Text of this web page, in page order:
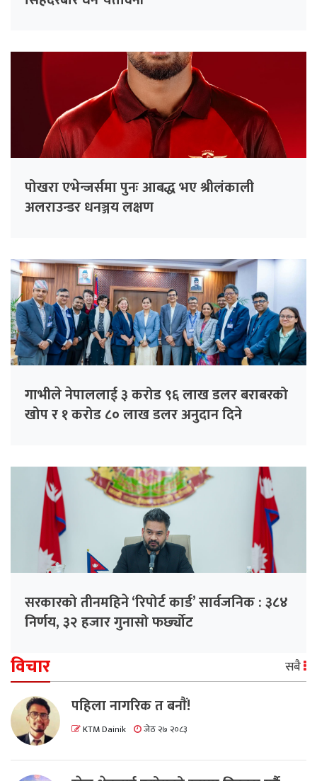
पोखरा एभेन्जर्समा पुनः आबद्ध भए श्रीलंकाली
अलराउन्डर धनञ्जय लक्षण
गाभीले नेपाललाई ३ करोड ९६ लाख डलर बराबरको
खोप र १ करोड ८० लाख डलर अनुदान दिने
सरकारको तीनमहिने ‘रिपोर्ट कार्ड’ सार्वजनिक : ३८४
निर्णय, ३२ हजार गुनासो फर्छ्योट
विचार सबै
पहिला नागरिक त बनाैं!
KTM Dainik जेठ २७ २०८३